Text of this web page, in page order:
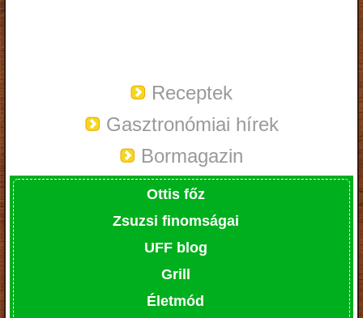
Receptek
Gasztronómiai hírek
Bormagazin
Ottis főz
Zsuzsi finomságai
UFF blog
Grill
Életmód